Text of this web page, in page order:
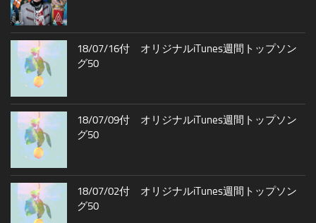
18/07/16付 オリジナルiTunes週間トップソン
グ50
18/07/09付 オリジナルiTunes週間トップソン
グ50
18/07/02付 オリジナルiTunes週間トップソン
グ50